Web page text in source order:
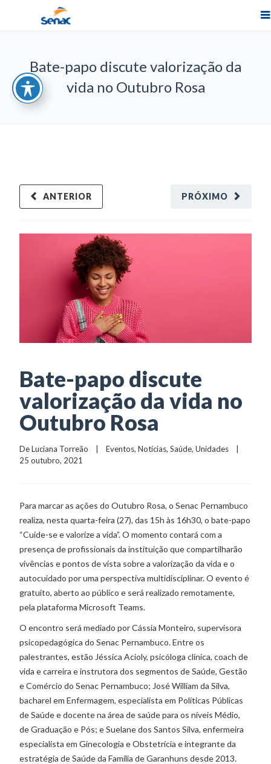
Bate-papo discute valorização da
vida no Outubro Rosa
PRÓXIMO
ANTERIOR
Bate-papo discute
valorização da vida no
Outubro Rosa
De Luciana Torreão
    |
Eventos, Notícias, Saúde, Unidades
    |
25 outubro, 2021
Para marcar as ações do Outubro Rosa, o Senac Pernambuco
realiza, nesta quarta-feira (27), das 15h às 16h30, o bate-papo
“Cuide-se e valorize a vida”. O momento contará com a
presença de profissionais da instituição que compartilharão
vivências e pontos de vista sobre a valorização da vida e o
autocuidado por uma perspectiva multidisciplinar. O evento é
gratuito, aberto ao público e será realizado remotamente,
pela plataforma Microsoft Teams.
O encontro será mediado por Cássia Monteiro, supervisora
psicopedagógica do Senac Pernambuco. Entre os
palestrantes, estão Jéssica Acioly, psicóloga clínica, coach de
vida e carreira e instrutora dos segmentos de Saúde, Gestão
e Comércio do Senac Pernambuco; José William da Silva,
bacharel em Enfermagem, especialista em Políticas Públicas
de Saúde e docente na área de saúde para os níveis Médio,
de Graduação e Pós; e Suelane dos Santos Silva, enfermeira
especialista em Ginecologia e Obstetrícia e integrante da
estratégia de Saúde da Família de Garanhuns desde 2013.